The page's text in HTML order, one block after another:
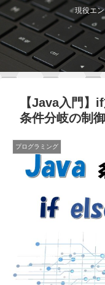
現役エ
【Java入門
条件分岐の制
プログラミング